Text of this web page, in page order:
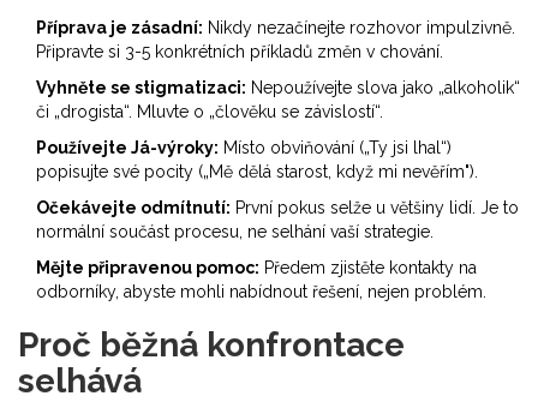
Příprava je zásadní: Nikdy nezačínejte rozhovor impulzivně.
Připravte si 3-5 konkrétních příkladů změn v chování.
Vyhněte se stigmatizaci: Nepoužívejte slova jako „alkoholik“
či „drogista“. Mluvte o „člověku se závislostí“.
Používejte Já-výroky: Místo obviňování („Ty jsi lhal“)
popisujte své pocity („Mě dělá starost, když mi nevěřím").
Očekávejte odmítnutí: První pokus selže u většiny lidí. Je to
normální součást procesu, ne selhání vaší strategie.
Mějte připravenou pomoc: Předem zjistěte kontakty na
odborníky, abyste mohli nabídnout řešení, nejen problém.
Proč běžná konfrontace
selhává